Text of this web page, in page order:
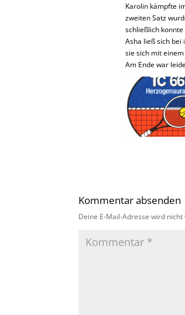
Karolin kämpfte
zweiten Satz
schließlich
Asha ließ sich bei
sie sich mit
Am Ende war
Kommentar absenden
Deine E-Mail-Adresse wird